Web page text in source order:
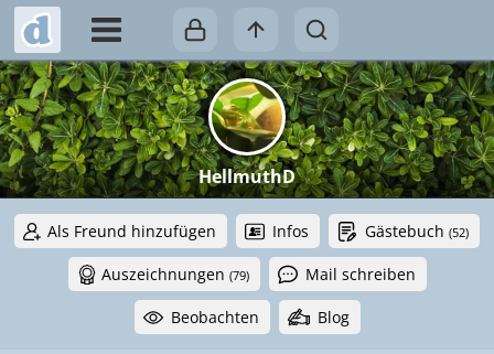
HellmuthD
Als Freund hinzufügen Infos Gästebuch (52)
Auszeichnungen (79) Mail schreiben
Beobachten Blog